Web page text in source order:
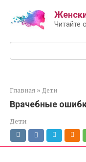
контенту
Читайте
Главная » Дети
Врачебные
Дети